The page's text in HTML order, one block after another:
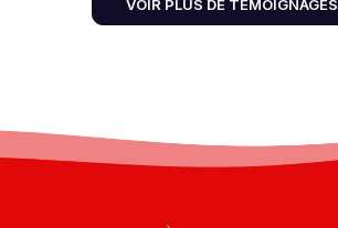
VOIR PLUS DE TÉMOIGNAGES